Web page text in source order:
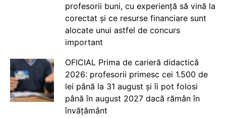
profesorii buni, cu experiență să vină la
corectat și ce resurse financiare sunt
alocate unui astfel de concurs
important
OFICIAL Prima de carieră didactică
2026: profesorii primesc cei 1.500 de
lei până la 31 august și îi pot folosi
până în august 2027 dacă rămân în
învățământ